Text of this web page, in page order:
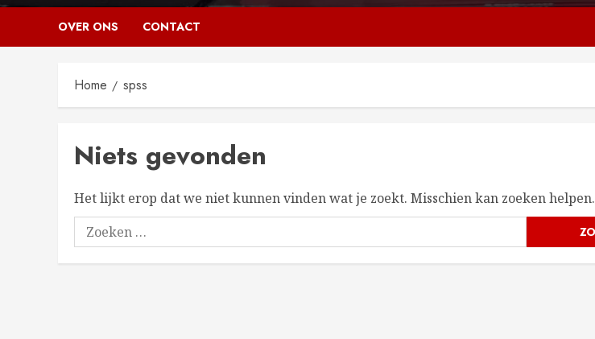
OVER ONS CONTACT
Home spss
Niets gevonden
Het lijkt erop dat we niet kunnen vinden wat je zoekt. Misschien kan zoeken helpen.
Zoeken
naar: